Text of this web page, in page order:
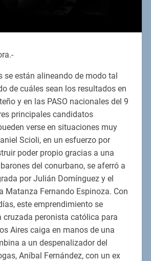
se están alineando de modo tal
de cuáles sean los resultados en
y en las PASO nacionales del 9
principales candidatos
verse en situaciones muy
Scioli, en un esfuerzo por
poder propio gracias a una
del conurbano, se aferró a
por Julián Domínguez y el
Matanza Fernando Espinoza. Con
este emprendimiento se
cruzada peronista católica para
Aires caiga en manos de una
a un despenalizador del
Aníbal Fernández, con un ex